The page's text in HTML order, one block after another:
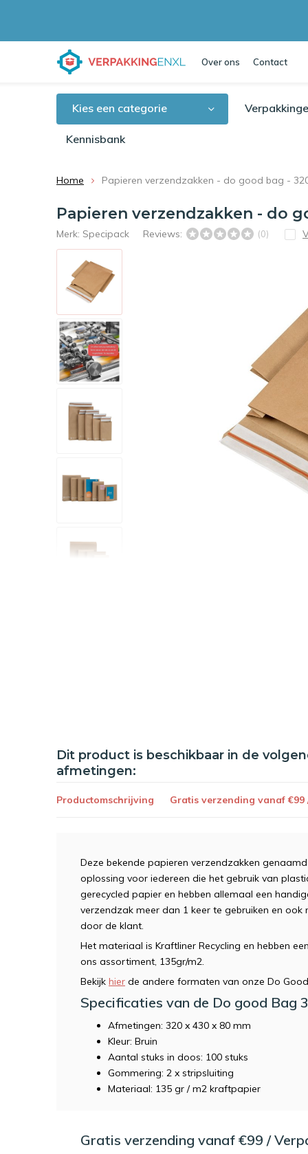
Over ons Contact
Kies een categorie
Kennisbank
Home Papieren verzendzakken - do good bag -
Papieren verzendzakken - do
Merk: Specipack Reviews: (0)
Dit product is beschikbaar in de
afmetingen:
Productomschrijving Gratis verzending vanaf
Deze bekende papieren verzendzakken
oplossing voor iedereen die het gebruik van
gerecycled papier en hebben allemaal een
verzendzak meer dan 1 keer te gebruiken en
door de klant.
Het materiaal is Kraftliner Recycling en hebben
ons assortiment, 135gr/m2.
Bekijk hier de andere formaten van onze Do
Specificaties van de Do good Bag
Afmetingen: 320 x 430 x 80 mm
Kleur: Bruin
Aantal stuks in doos: 100 stuks
Gommering: 2 x stripsluiting
Materiaal: 135 gr / m2 kraftpapier
Gratis verzending vanaf €99 /